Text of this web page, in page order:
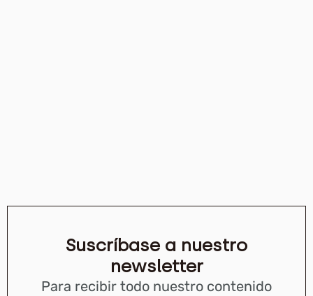
Suscríbase a nuestro
newsletter
Para recibir todo nuestro contenido